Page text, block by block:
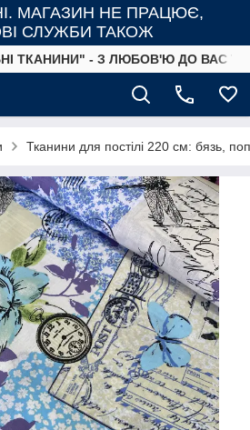
МАГАЗИН НЕ ПРАЦЮЄ,
СЛУЖБИ ТАКОЖ
ТКАНИНИ" - З ЛЮБОВ'Ю ДО ВАС
Тканини для постілі 220 см: бязь,